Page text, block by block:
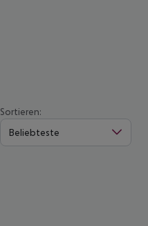
Sortieren:
Beliebteste